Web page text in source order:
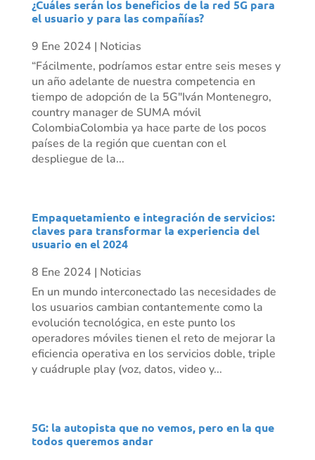
¿Cuáles serán los beneficios de la red 5G para
el usuario y para las compañías?
9 Ene 2024 | Noticias
“Fácilmente, podríamos estar entre seis meses y
un año adelante de nuestra competencia en
tiempo de adopción de la 5G"Iván Montenegro,
country manager de SUMA móvil
ColombiaColombia ya hace parte de los pocos
países de la región que cuentan con el
despliegue de la...
Empaquetamiento e integración de servicios:
claves para transformar la experiencia del
usuario en el 2024
8 Ene 2024 | Noticias
En un mundo interconectado las necesidades de
los usuarios cambian contantemente como la
evolución tecnológica, en este punto los
operadores móviles tienen el reto de mejorar la
eficiencia operativa en los servicios doble, triple
y cuádruple play (voz, datos, video y...
5G: la autopista que no vemos, pero en la que
todos queremos andar